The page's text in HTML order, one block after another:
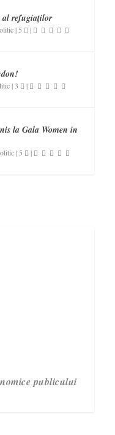
al refugiaților
| 5 |
|3 |
la Gala Women in
| 5 |
publicului